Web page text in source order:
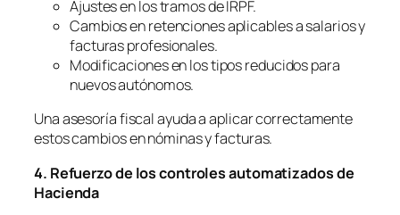
Ajustes en los tramos de IRPF.
Cambios en retenciones aplicables a salarios y
facturas profesionales.
Modificaciones en los tipos reducidos para
nuevos autónomos.
Una asesoría fiscal ayuda a aplicar correctamente
estos cambios en nóminas y facturas.
4. Refuerzo de los controles automatizados de
Hacienda